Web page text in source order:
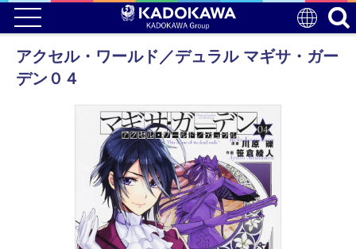
アクセル・ワールド／デュラル マギサ・ガー
デン０４